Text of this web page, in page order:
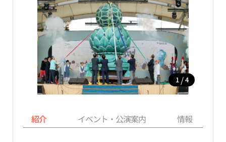
1 / 4
紹介 イベント・公演案内 情報